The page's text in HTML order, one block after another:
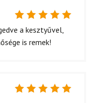
Értékelés:
a kesztyűvel,
is remek!